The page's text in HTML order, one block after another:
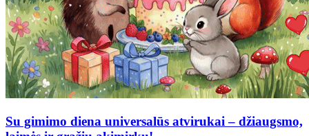
Su gimimo diena universalūs atvirukai – džiaugsmo,